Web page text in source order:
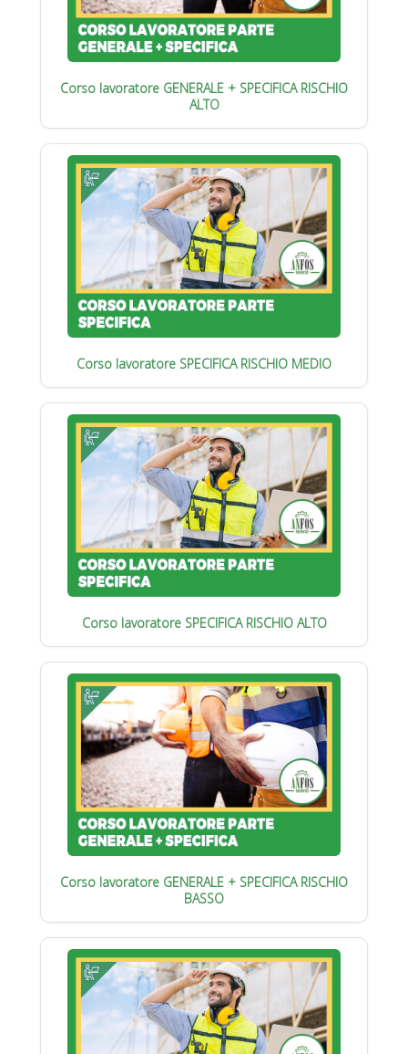
Corso lavoratore GENERALE + SPECIFICA RISCHIO
ALTO
Corso lavoratore SPECIFICA RISCHIO MEDIO
Corso lavoratore SPECIFICA RISCHIO ALTO
Corso lavoratore GENERALE + SPECIFICA RISCHIO
BASSO